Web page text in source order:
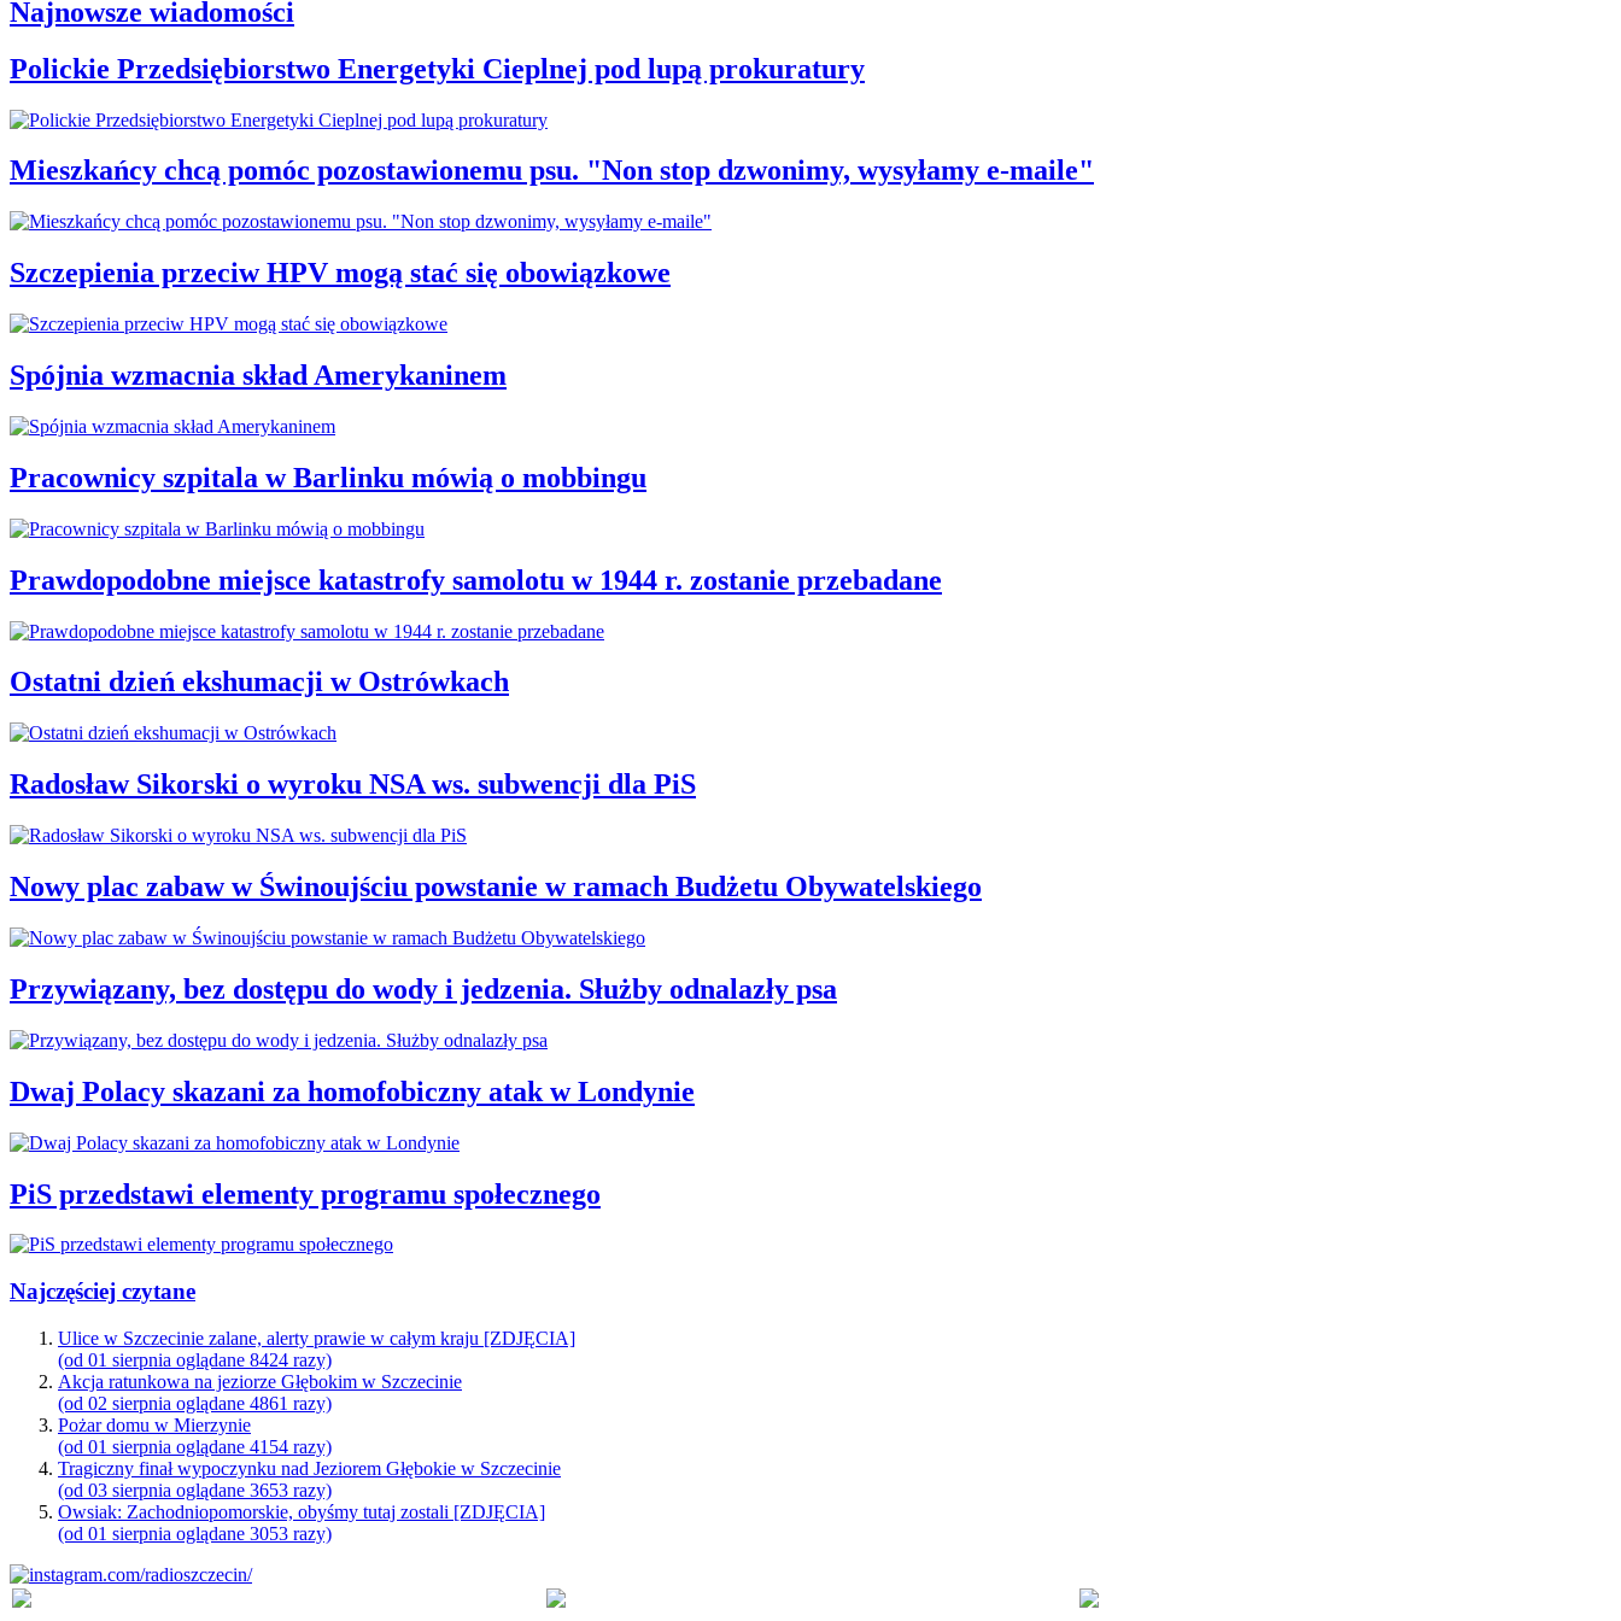
Najnowsze wiadomości
Polickie Przedsiębiorstwo Energetyki Cieplnej pod lupą prokuratury
Mieszkańcy chcą pomóc pozostawionemu psu. "Non stop dzwonimy, wysyłamy e-maile"
Szczepienia przeciw HPV mogą stać się obowiązkowe
Spójnia wzmacnia skład Amerykaninem
Pracownicy szpitala w Barlinku mówią o mobbingu
Prawdopodobne miejsce katastrofy samolotu w 1944 r. zostanie przebadane
Ostatni dzień ekshumacji w Ostrówkach
Radosław Sikorski o wyroku NSA ws. subwencji dla PiS
Nowy plac zabaw w Świnoujściu powstanie w ramach Budżetu Obywatelskiego
Przywiązany, bez dostępu do wody i jedzenia. Służby odnalazły psa
Dwaj Polacy skazani za homofobiczny atak w Londynie
PiS przedstawi elementy programu społecznego
Najczęściej czytane
Ulice w Szczecinie zalane, alerty prawie w całym kraju [ZDJĘCIA]
(od 01 sierpnia oglądane 8424 razy)
Akcja ratunkowa na jeziorze Głębokim w Szczecinie
(od 02 sierpnia oglądane 4861 razy)
Pożar domu w Mierzynie
(od 01 sierpnia oglądane 4154 razy)
Tragiczny finał wypoczynku nad Jeziorem Głębokie w Szczecinie
(od 03 sierpnia oglądane 3653 razy)
Owsiak: Zachodniopomorskie, obyśmy tutaj zostali [ZDJĘCIA]
(od 01 sierpnia oglądane 3053 razy)